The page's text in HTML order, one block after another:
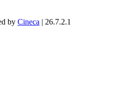
by Cineca | 26.7.2.1